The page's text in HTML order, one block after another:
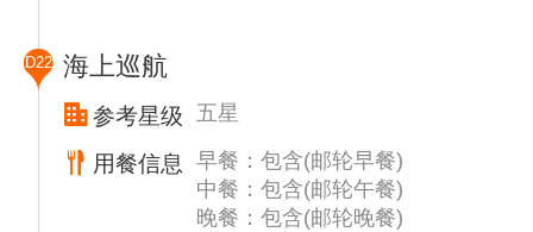
界最美书店的静谧与悠闲，后搭乘航班飞往里
约。
D22 海上巡航
参考星级 五星
用餐信息
早餐：包含(邮轮早餐)
中餐：包含(邮轮午餐)
晚餐：包含(邮轮晚餐)